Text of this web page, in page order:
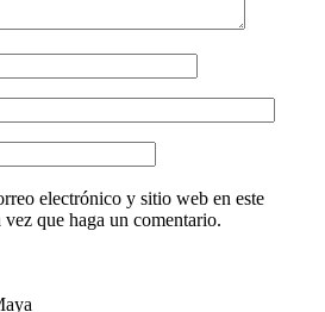
electrónico y sitio web en este
que haga un comentario.